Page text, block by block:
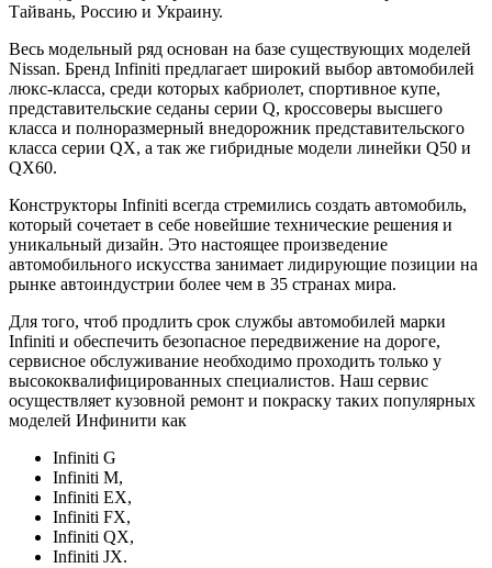
Тайвань, Россию и Украину.
Весь модельный ряд основан на базе существующих моделей
Nissan. Бренд Infiniti предлагает широкий выбор автомобилей
люкс-класса, среди которых кабриолет, спортивное купе,
представительские седаны серии Q, кроссоверы высшего
класса и полноразмерный внедорожник представительского
класса серии QX, а так же гибридные модели линейки Q50 и
QX60.
Конструкторы Infiniti всегда стремились создать автомобиль,
который сочетает в себе новейшие технические решения и
уникальный дизайн. Это настоящее произведение
автомобильного искусства занимает лидирующие позиции на
рынке автоиндустрии более чем в 35 странах мира.
Для того, чтоб продлить срок службы автомобилей марки
Infiniti и обеспечить безопасное передвижение на дороге,
сервисное обслуживание необходимо проходить только у
высококвалифицированных специалистов. Наш сервис
осуществляет кузовной ремонт и покраску таких популярных
моделей Инфинити как
Infiniti G
Infiniti M,
Infiniti EX,
Infiniti FX,
Infiniti QX,
Infiniti JX.